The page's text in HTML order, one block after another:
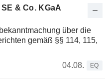
& Co. KGaA
über die
gemäß §§ 114, 115,
04.08.
EQ